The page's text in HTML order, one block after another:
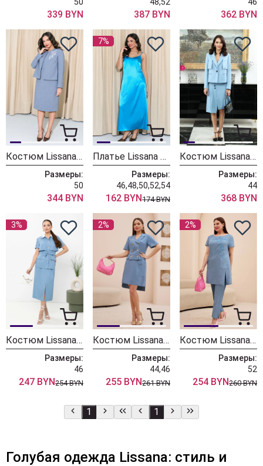
339 BYN 387 BYN 362 BYN
Костюм Lissana 4975
Размеры:
50
344 BYN
7%
Платье Lissana 4986
Размеры:
46,48,50,52,54
162 BYN174 BYN
Костюм Lissana 4948
Размеры:
44
368 BYN
3%
Костюм Lissana 4901
Размеры:
46
247 BYN254 BYN
2%
Костюм Lissana 4862/1
Размеры:
44,46
255 BYN261 BYN
2%
Костюм Lissana 4741/1
Размеры:
52
254 BYN260 BYN
1 1
Голубая одежда Lissana: стиль и